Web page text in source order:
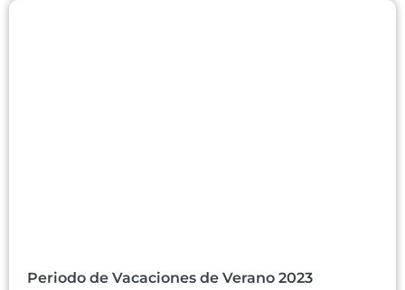
Periodo de Vacaciones de Verano 2023